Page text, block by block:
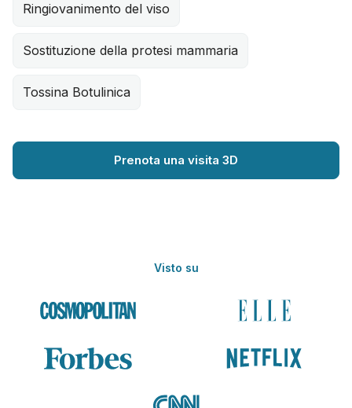
Ringiovanimento del viso
Sostituzione della protesi mammaria
Tossina Botulinica
Prenota una visita 3D
Visto su